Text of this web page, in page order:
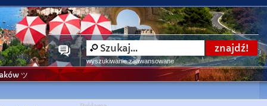
wyszukiwanie zaawansowane
ツ